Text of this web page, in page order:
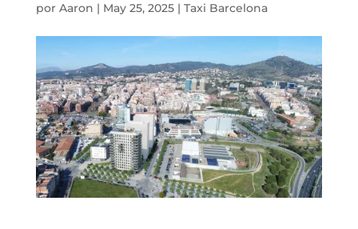
por Aaron | May 25, 2025| Taxi Barcelona